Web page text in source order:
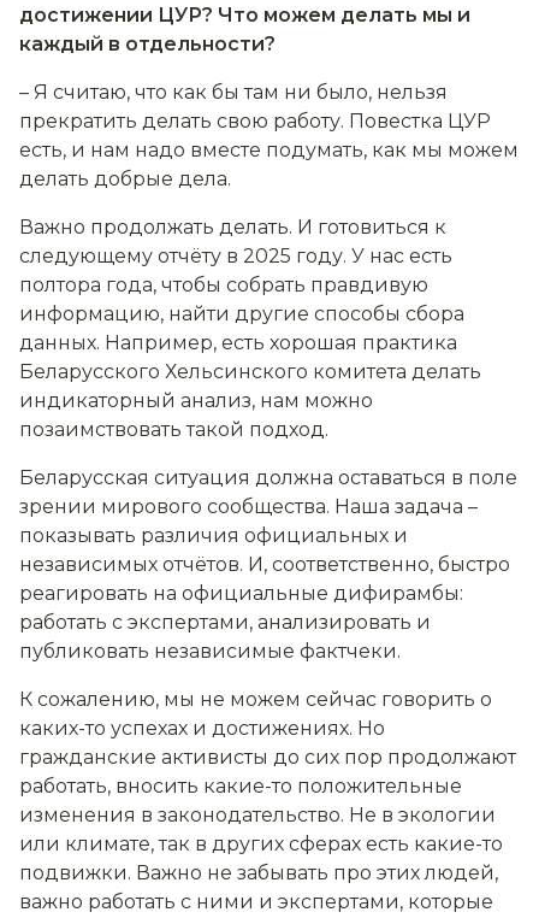
достижении ЦУР? Что можем делать мы и
каждый в отдельности?
– Я считаю, что как бы там ни было, нельзя
прекратить делать свою работу. Повестка ЦУР
есть, и нам надо вместе подумать, как мы можем
делать добрые дела.
Важно продолжать делать. И готовиться к
следующему отчёту в 2025 году. У нас есть
полтора года, чтобы собрать правдивую
информацию, найти другие способы сбора
данных. Например, есть хорошая практика
Беларусского Хельсинского комитета делать
индикаторный анализ, нам можно
позаимствовать такой подход.
Беларусская ситуация должна оставаться в поле
зрении мирового сообщества. Наша задача –
показывать различия официальных и
независимых отчётов. И, соответственно, быстро
реагировать на официальные дифирамбы:
работать с экспертами, анализировать и
публиковать независимые фактчеки.
К сожалению, мы не можем сейчас говорить о
каких-то успехах и достижениях. Но
гражданские активисты до сих пор продолжают
работать, вносить какие-то положительные
изменения в законодательство. Не в экологии
или климате, так в других сферах есть какие-то
подвижки. Важно не забывать про этих людей,
важно работать с ними и экспертами, которые